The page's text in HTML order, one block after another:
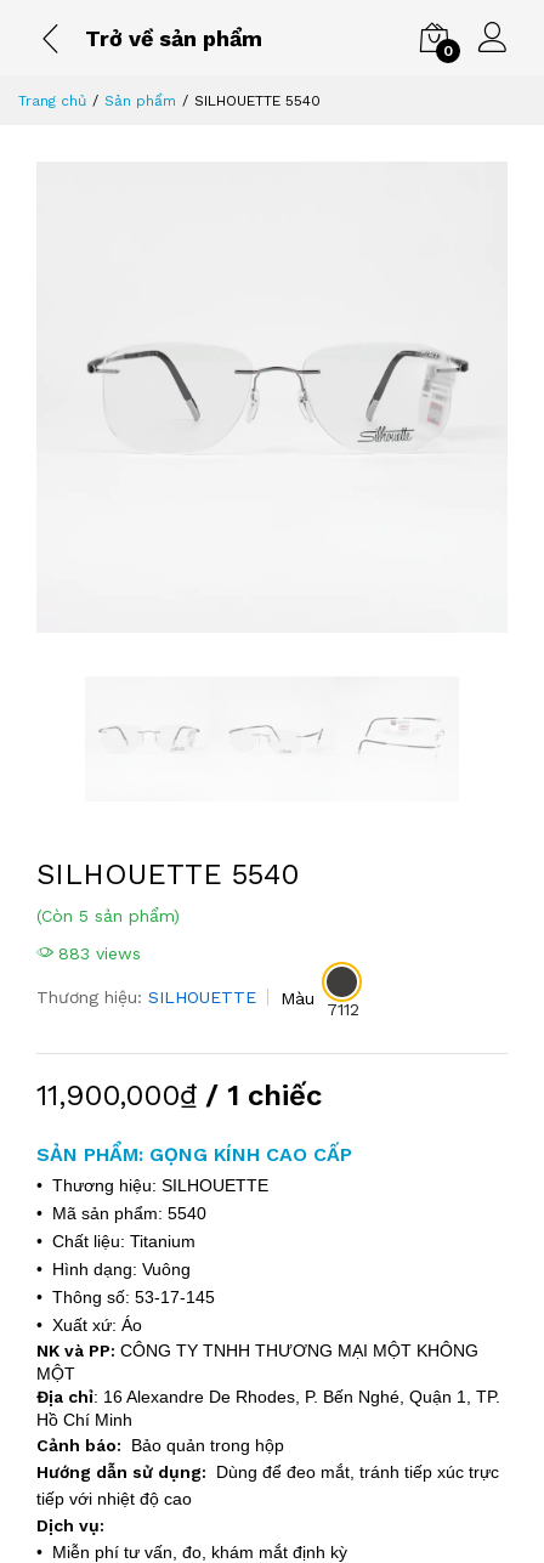
Trở về sản phẩm
0
Trang chủ Sản phẩm SILHOUETTE 5540
SILHOUETTE 5540
(Còn 5 sản phẩm)
883 views
Thương hiệu: SILHOUETTE Màu
7112
11,900,000₫ / 1 chiếc
SẢN PHẨM: GỌNG KÍNH CAO CẤP
• Thương hiệu: SILHOUETTE
• Mã sản phẩm: 5540
• Chất liệu: Titanium
• Hình dạng: Vuông
• Thông số: 53-17-145
• Xuất xứ: Áo
NK và PP: CÔNG TY TNHH THƯƠNG MẠI MỘT KHÔNG
MỘT
Địa chỉ: 16 Alexandre De Rhodes, P. Bến Nghé, Quận 1, TP.
Hồ Chí Minh
Cảnh báo: Bảo quản trong hộp
Hướng dẫn sử dụng: Dùng để đeo mắt, tránh tiếp xúc trực
tiếp với nhiệt độ cao
Dịch vụ:
• Miễn phí tư vấn, đo, khám mắt định kỳ